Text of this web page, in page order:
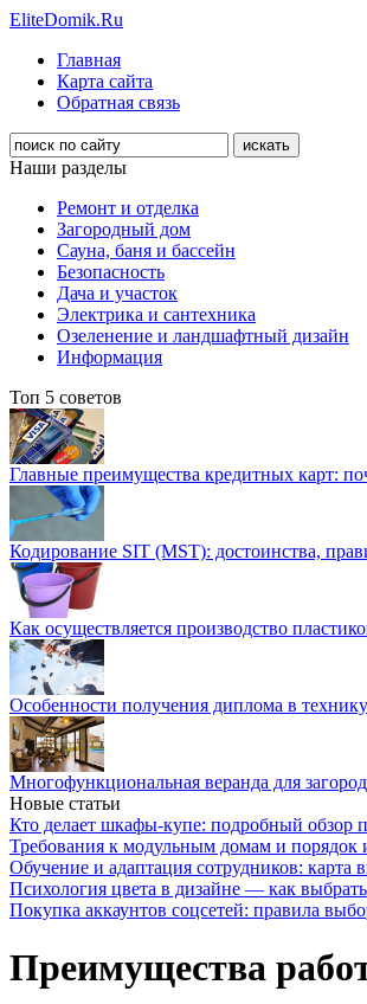
EliteDomik.Ru
Главная
Карта сайта
Обратная связь
Наши разделы
Ремонт и отделка
Загородный дом
Сауна, баня и бассейн
Безопасность
Дача и участок
Электрика и сантехника
Озеленение и ландшафтный дизайн
Информация
Топ 5 советов
Главные преимущества кредитных карт:
Кодирование SIT (MST): достоинства,
Как осуществляется производство
Особенности получения диплома в
Многофункциональная веранда для
Новые статьи
Кто делает шкафы-купе: подробный обзор
Требования к модульным домам и порядок
Обучение и адаптация сотрудников:
Психология цвета в дизайне — как
Покупка аккаунтов соцсетей: правила
Преимущества